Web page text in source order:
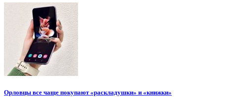
Орловцы все чаще покупают «раскладушки» и «книжки»